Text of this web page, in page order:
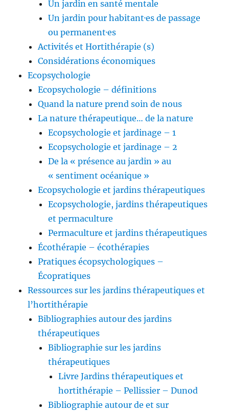
Un jardin en santé mentale
Un jardin pour habitant·es de passage
ou permanent·es
Activités et Hortithérapie (s)
Considérations économiques
Ecopsychologie
Ecopsychologie – définitions
Quand la nature prend soin de nous
La nature thérapeutique… de la nature
Ecopsychologie et jardinage – 1
Ecopsychologie et jardinage – 2
De la « présence au jardin » au
« sentiment océanique »
Ecopsychologie et jardins thérapeutiques
Ecopsychologie, jardins thérapeutiques
et permaculture
Permaculture et jardins thérapeutiques
Écothérapie – écothérapies
Pratiques écopsychologiques –
Écopratiques
Ressources sur les jardins thérapeutiques et
l’hortithérapie
Bibliographies autour des jardins
thérapeutiques
Bibliographie sur les jardins
thérapeutiques
Livre Jardins thérapeutiques et
hortithérapie – Pellissier – Dunod
Bibliographie autour de et sur